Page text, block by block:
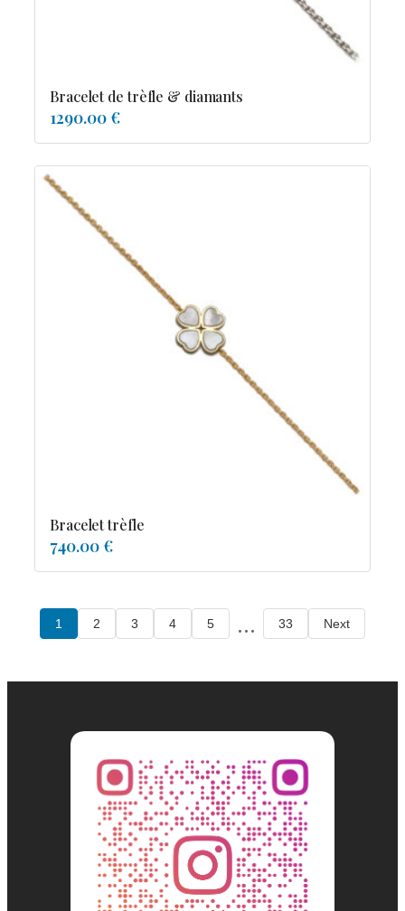
Bracelet de trèfle & diamants
1290.00 €
Bracelet trèfle
740.00 €
1 2 3 4 5 ... 33 Next